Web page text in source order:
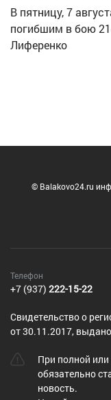
В пятницу, 7
погибшим в бою
Лиференко
© Balakovo24.ru
Телефон
+7 (937) 222-15-22
Cвидетельство о
от 30.11.2017,
При полной или
обязательно
новость.